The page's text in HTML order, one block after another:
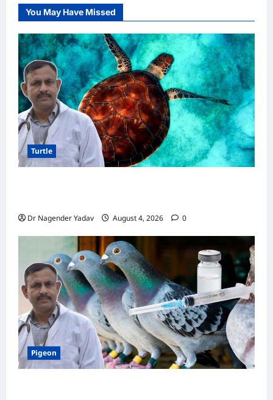
में
क्या
फर्क
है?
जानें
पूरी
डिटेल
You May Have Missed
Turtle
Dr Nagender Yadav August 4, 2026 0
Pigeon